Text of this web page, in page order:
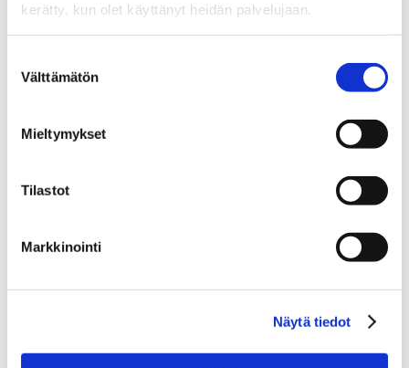
kerätty, kun olet käyttänyt heidän palvelujaan.
valinta
Välttämätön
Mieltymykset
Tilastot
Markkinointi
Näytä tiedot